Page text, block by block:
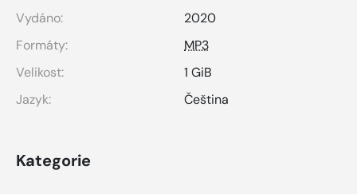
Vydáno:
2020
Formáty:
MP3
Velikost:
1 GiB
Jazyk:
Čeština
Kategorie